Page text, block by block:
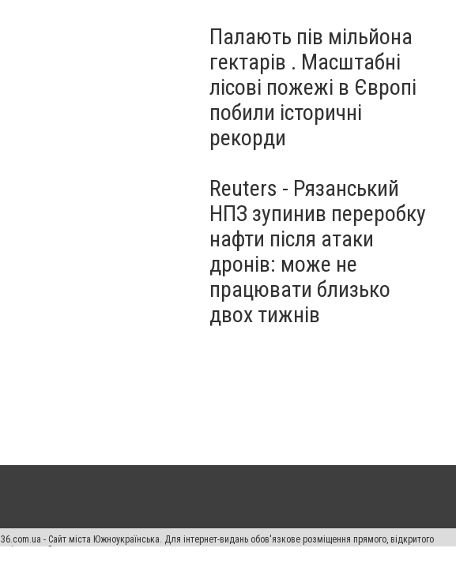
Палають пів мільйона
гектарів . Масштабні
лісові пожежі в Європі
побили історичні
рекорди
Reuters - Рязанський
НПЗ зупинив переробку
нафти після атаки
дронів: може не
працювати близько
двох тижнів
- Сайт міста Южноукраїнська. Для інтернет-видань обов'язкове розміщення прямого, відкритого
Законом.